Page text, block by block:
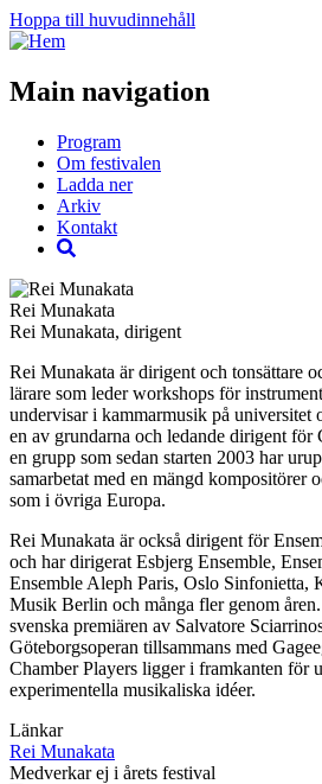
Hoppa till huvudinnehåll
Main navigation
Program
Om festivalen
Ladda ner
Arkiv
Kontakt
Rei Munakata
Rei Munakata, dirigent
Rei Munakata är dirigent och tonsättare
lärare som leder workshops för
undervisar i kammarmusik på universitet
en av grundarna och ledande dirigent för
en grupp som sedan starten 2003 har
samarbetat med en mängd kompositörer
som i övriga Europa.
Rei Munakata är också dirigent för
och har dirigerat Esbjerg Ensemble,
Ensemble Aleph Paris, Oslo Sinfonietta,
Musik Berlin och många fler genom
svenska premiären av Salvatore
Göteborgsoperan tillsammans med
Chamber Players ligger i framkanten för
experimentella musikaliska idéer.
Länkar
Rei Munakata
Medverkar ej i årets festival